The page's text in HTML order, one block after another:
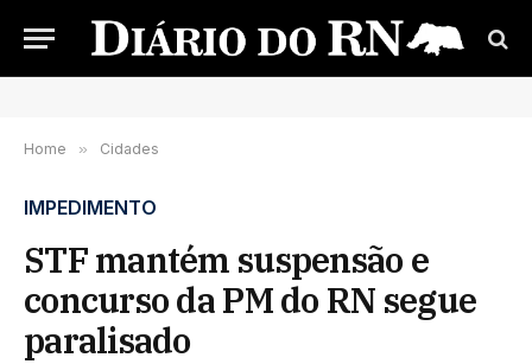
Home » Cidades
IMPEDIMENTO
STF mantém suspensão e
concurso da PM do RN segue
paralisado